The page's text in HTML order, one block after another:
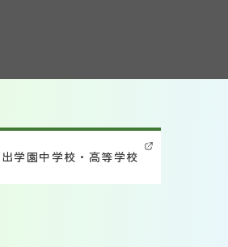
出学園中学校・高等学校